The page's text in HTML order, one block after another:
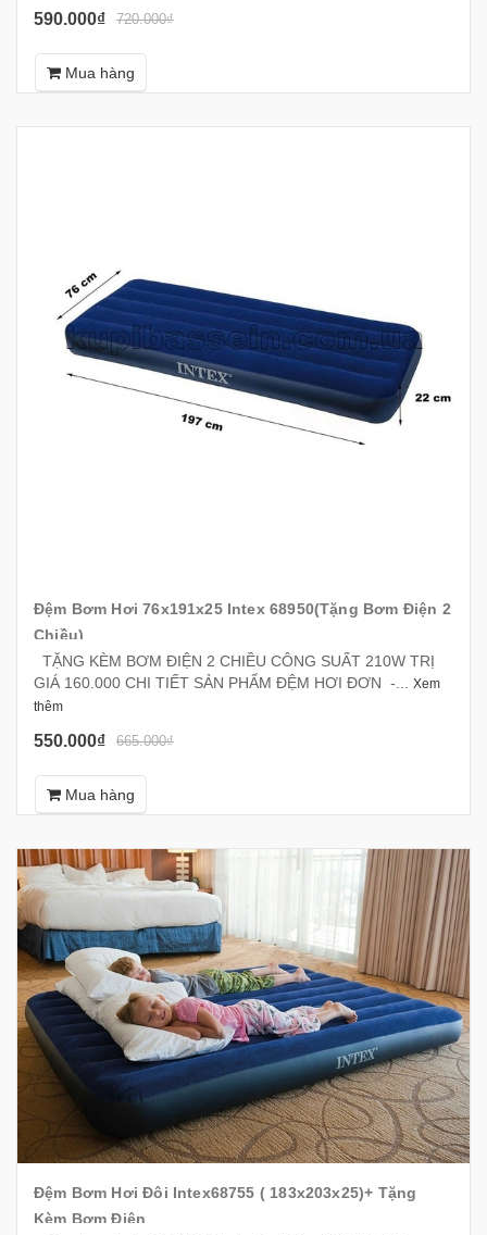
590.000₫ 720.000₫
Mua hàng
Đệm Bơm Hơi 76x191x25 Intex 68950(Tặng Bơm Điện 2
Chiều)
TẶNG KÈM BƠM ĐIỆN 2 CHIỀU CÔNG SUẤT 210W TRỊ
GIÁ 160.000 CHI TIẾT SẢN PHẨM ĐỆM HƠI ĐƠN -... Xem
thêm
550.000₫ 665.000₫
Mua hàng
Đệm Bơm Hơi Đôi Intex68755 ( 183x203x25)+ Tặng
Kèm Bơm Điện